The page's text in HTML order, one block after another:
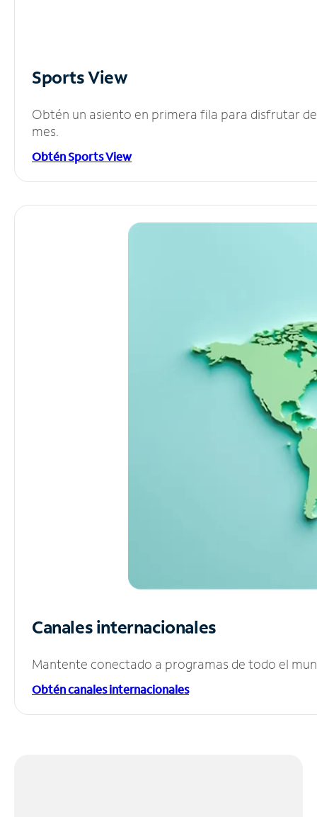
Sports View
Obtén un asiento en primera fila para disfrutar
mes.
Obtén Sports View
Canales internacionales
Mantente conectado a programas de todo el
Obtén canales internacionales